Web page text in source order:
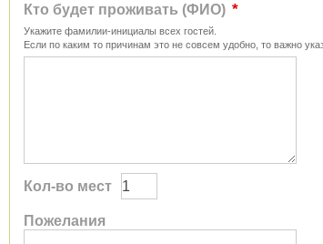
Кто будет проживать (ФИО) *
Укажите фамилии-инициалы всех гостей.
Если по каким то причинам это не совсем удобно, то важно
Кол-во мест
Пожелания